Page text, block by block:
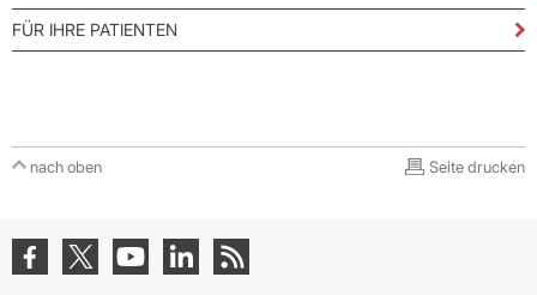
FÜR IHRE PATIENTEN
nach oben Seite drucken